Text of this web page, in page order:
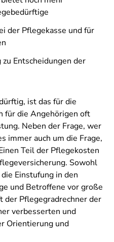
der Pflegekasse und für
Entscheidungen der
ist das für die
für die Angehörigen oft
Neben der Frage, wer
immer auch um die Frage,
Teil der Pflegekosten
Sowohl
Einstufung in den
und Betroffene vor große
der Pflegegradrechner der
verbesserten und
Orientierung und